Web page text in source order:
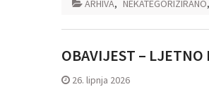
ARHIVA, NEKATEGORIZIRANO,
OBAVIJEST – LJETNO
26. lipnja 2026